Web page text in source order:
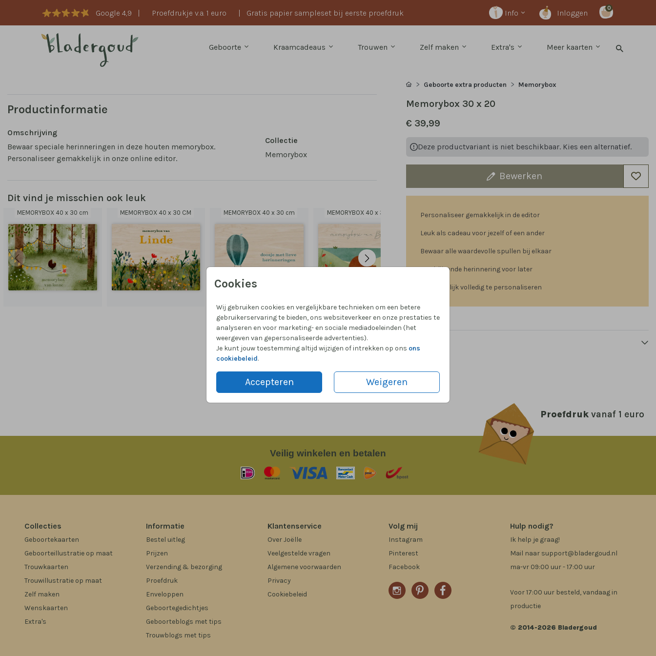
Google 4,9 | Proefdrukje v.a. 1 euro | Gratis papier sampleset bij eerste proefdruk Info Inloggen
0
Geboorte Kraamcadeaus Trouwen Zelf maken Extra's Meer kaarten
Cookies
Wij gebruiken cookies en vergelijkbare technieken om een betere
gebruikerservaring te bieden, ons websiteverkeer en onze prestaties te
analyseren en voor marketing- en sociale mediadoeleinden (het
weergeven van gepersonaliseerde advertenties).
Je kunt jouw toestemming altijd wijzigen of intrekken op ons ons
cookiebeleid.
Accepteren Weigeren
Productinformatie
Omschrijving
Bewaar speciale herinneringen in deze houten memorybox.
Personaliseer gemakkelijk in onze online editor.
Collectie
Memorybox
Dit vind je misschien ook leuk
MEMORYBOX 40 x 30 cm MEMORYBOX 40 x 30 CM MEMORYBOX 40 x 30 cm MEMORYBOX 40 x 30 cm MEMORYBOX 40 x 30 CM MEMORYBOX 30 x 20 cm
Geboorte extra producten Memorybox
Memorybox 30 x 20
€ 39,99
Deze productvariant is niet beschikbaar. Kies een alternatief.
Bewerken
Personaliseer gemakkelijk in de editor
Leuk als cadeau voor jezelf of een ander
Bewaar alle waardevolle spullen bij elkaar
Een blijvende herinnering voor later
Gemakkelijk volledig te personaliseren
Veilig winkelen en betalen
Proefdruk vanaf 1 euro
Collecties
Geboortekaarten
Geboorteillustratie op maat
Trouwkaarten
Trouwillustratie op maat
Zelf maken
Wenskaarten
Extra's
Informatie
Bestel uitleg
Prijzen
Verzending & bezorging
Proefdruk
Enveloppen
Geboortegedichtjes
Geboorteblogs met tips
Trouwblogs met tips
Klantenservice
Over Joëlle
Veelgestelde vragen
Algemene voorwaarden
Privacy
Cookiebeleid
Volg mij
Instagram
Pinterest
Facebook
Hulp nodig?
Ik help je graag!
Mail naar support@bladergoud.nl
ma-vr 09:00 uur - 17:00 uur
Voor 17:00 uur besteld, vandaag in
productie
© 2014-2026 Bladergoud